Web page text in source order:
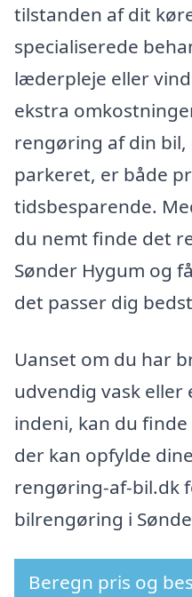
tilstanden af dit
specialiserede
læderpleje eller
ekstra
rengøring af din
parkeret, er både
tidsbesparende.
du nemt finde det
Sønder Hygum og
det passer dig
Uanset om du har
udvendig vask
indeni, kan du
der kan opfylde
rengøring-af-bil.dk
bilrengøring i
Beregn pris og